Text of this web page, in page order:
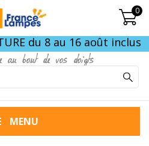
0
du 8 au 16 août inclus
au bout de vos doigts
MENU